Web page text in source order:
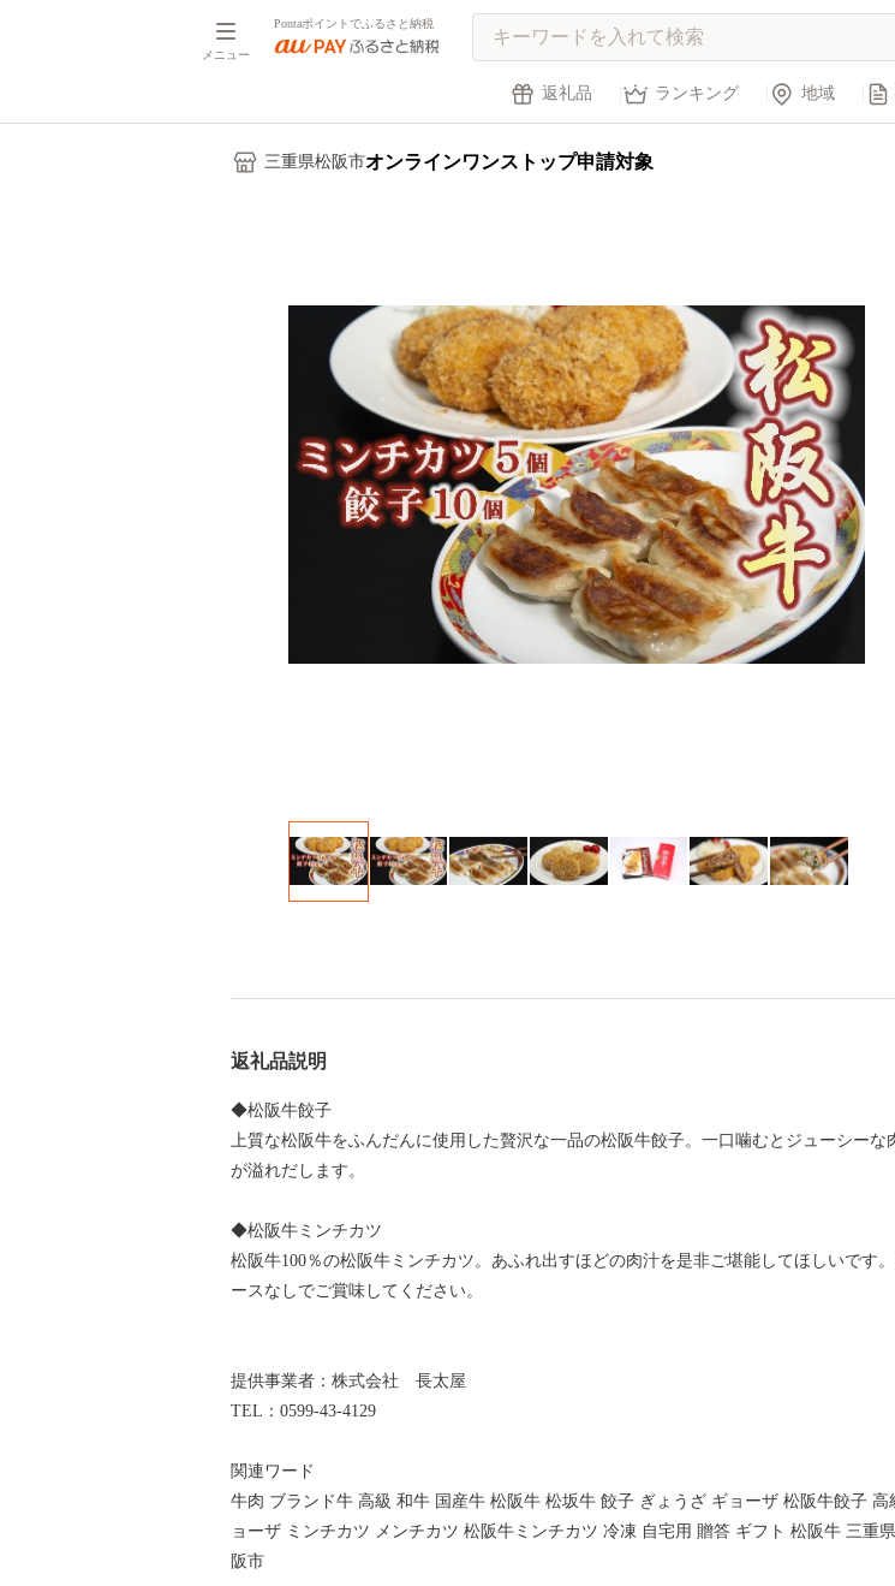
メニュー
Pontaポイントでふるさと納税
返礼品 ランキング 地域
三重県松阪市オンラインワンストップ申請対象
返礼品説明
◆松阪牛餃子
上質な松阪牛をふんだんに使用した贅沢な一品の松阪牛餃子。一口噛むとジューシーな
が溢れだします。
◆松阪牛ミンチカツ
松阪牛100％の松阪牛ミンチカツ。あふれ出すほどの肉汁を是非ご堪能してほしいです
ースなしでご賞味してください。
提供事業者：株式会社 長太屋
TEL：0599-43-4129
関連ワード
牛肉 ブランド牛 高級 和牛 国産牛 松阪牛 松坂牛 餃子 ぎょうざ ギョーザ 松阪牛餃子 高
ョーザ ミンチカツ メンチカツ 松阪牛ミンチカツ 冷凍 自宅用 贈答 ギフト 松阪牛 三重
阪市